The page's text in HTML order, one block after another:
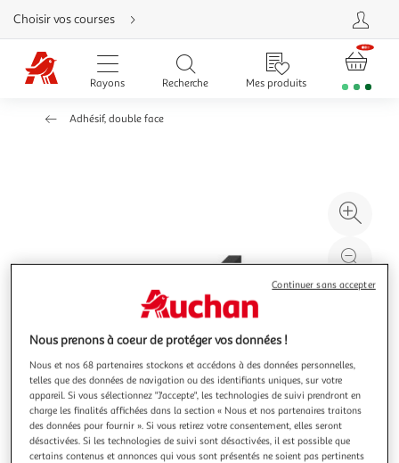
Aller
directement
au
contenu
Aller
directement
Aller
Choisir vos courses
Rayons Recherche Mes produits
Adhésif, double face
à
Nous prenons à coeur de protéger vos données !
Nous et nos 68 partenaires stockons et accédons à des données personnelles,
telles que des données de navigation ou des identifiants uniques, sur votre
appareil. Si vous sélectionnez "J'accepte", les technologies de suivi prendront en
charge les finalités affichées dans la section « Nous et nos partenaires traitons
des données pour fournir ». Si vous retirez votre consentement, elles seront
désactivées. Si les technologies de suivi sont désactivées, il est possible que
certains contenus et annonces qui vous sont présentés ne soient pas pertinents
Continuer sans accepter